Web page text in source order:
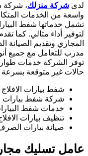
لدى شركة منزلك، شركة
واسعة من الخدمات
تشمل خدماتها شفط
لتوفير أداء مثالي. كما
المجاري وتقديم الصيانة
مدرب للتعامل مع جميع
توفر الشركة خدمات
حالات غير متوقعة بسرعة
شفط بيارات الافلاج
شركة شفط بيارات
خدمات شفط
تنظيف بيارات
صيانة بيارات
عامل تسليك